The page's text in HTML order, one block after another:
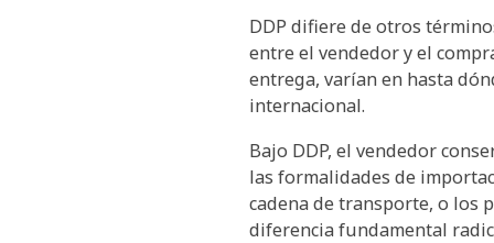
DDP difiere de otros
entre el vendedor y el
entrega, varían en hasta
internacional.
Bajo DDP, el vendedor
las formalidades de
cadena de transporte, o los
diferencia fundamental